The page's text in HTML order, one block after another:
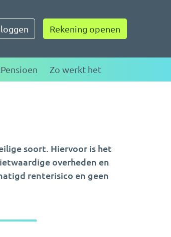
zoeken
Rekening openen
Zo werkt het
soort. Hiervoor is het
overheden en
renterisico en geen